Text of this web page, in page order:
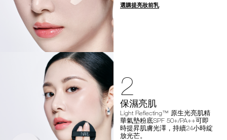
選購提亮妝前乳
2
保濕亮肌
Light Reflecting™ 原生光亮肌精
華氣墊粉底SPF 50+/PA++可即
時提昇肌膚光澤，持續24小時綻
放光芒。